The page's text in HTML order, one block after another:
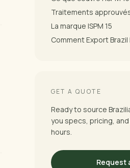
Traitements
La marque ISPM 15
Comment Export Brazil
GET A QUOTE
Ready to source
you specs, pricing,
hours.
Request